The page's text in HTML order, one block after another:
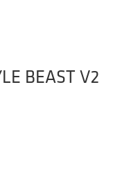
BEAST V2